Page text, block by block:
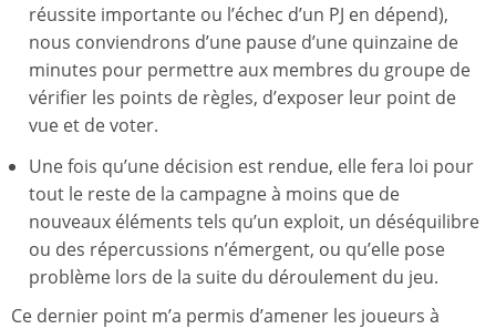
réussite importante ou l’échec d’un PJ en dépend),
nous conviendrons d’une pause d’une quinzaine de
minutes pour permettre aux membres du groupe de
vérifier les points de règles, d’exposer leur point de
vue et de voter.
Une fois qu’une décision est rendue, elle fera loi pour
tout le reste de la campagne à moins que de
nouveaux éléments tels qu’un exploit, un déséquilibre
ou des répercussions n’émergent, ou qu’elle pose
problème lors de la suite du déroulement du jeu.
Ce dernier point m’a permis d’amener les joueurs à